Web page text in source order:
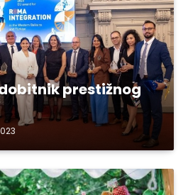
prestižnog